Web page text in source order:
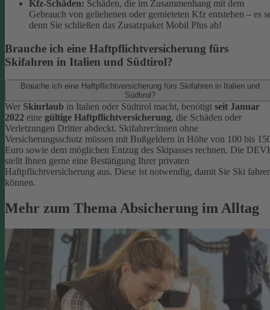
Kfz-Schäden: Schäden, die im Zusammenhang mit dem
Gebrauch von geliehenen oder gemieteten Kfz entstehen – es
denn Sie schließen das Zusatzpaket Mobil Plus ab!
Brauche ich eine Haftpflichtversicherung fürs
Skifahren in Italien und Südtirol?
Brauche ich eine Haftpflichtversicherung fürs Skifahren in Italien und
Südtirol?
Wer Skiurlaub in Italien oder Südtirol macht, benötigt seit Januar
2022 eine gültige Haftpflichtversicherung, die Schäden oder
Verletzungen Dritter abdeckt. Skifahrer:innen ohne
Versicherungsschutz müssen mit Bußgeldern in Höhe von 100 bis
Euro sowie dem möglichen Entzug des Skipasses rechnen. Die
stellt Ihnen gerne eine Bestätigung Ihrer privaten
Haftpflichtversicherung aus. Diese ist notwendig, damit Sie Ski
können.
Mehr zum Thema Absicherung im Alltag